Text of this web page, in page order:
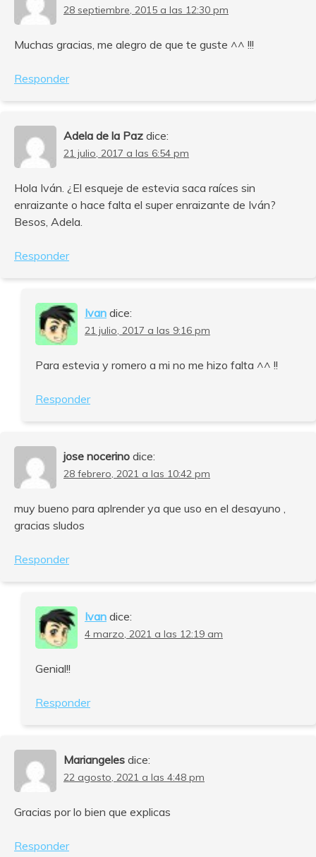
28 septiembre, 2015 a las 12:30 pm
Muchas gracias, me alegro de que te guste ^^ !!!
Responder
Adela de la Paz dice:
21 julio, 2017 a las 6:54 pm
Hola Iván. ¿El esqueje de estevia saca raíces sin
enraizante o hace falta el super enraizante de Iván?
Besos, Adela.
Responder
Ivan dice:
21 julio, 2017 a las 9:16 pm
Para estevia y romero a mi no me hizo falta ^^ !!
Responder
jose nocerino dice:
28 febrero, 2021 a las 10:42 pm
muy bueno para aplrender ya que uso en el desayuno ,
gracias sludos
Responder
Ivan dice:
4 marzo, 2021 a las 12:19 am
Genial!!
Responder
Mariangeles dice:
22 agosto, 2021 a las 4:48 pm
Gracias por lo bien que explicas
Responder